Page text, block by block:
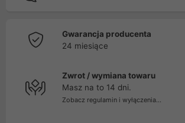
Gwarancja producenta
24 miesiące
Zwrot / wymiana towaru
Masz na to 14 dni.
Zobacz regulamin i wyłączenia...